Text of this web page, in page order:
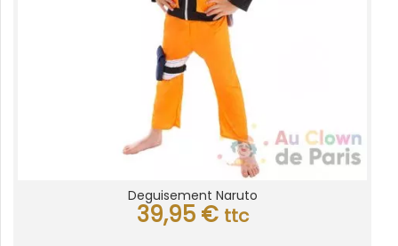
Deguisement Naruto
39,95 € ttc